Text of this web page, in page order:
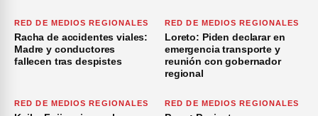
RED DE MEDIOS REGIONALES
Racha de accidentes viales:
Madre y conductores
fallecen tras despistes
RED DE MEDIOS REGIONALES
Loreto: Piden declarar en
emergencia transporte y
reunión con gobernador
regional
RED DE MEDIOS REGIONALES RED DE MEDIOS REGIONALES